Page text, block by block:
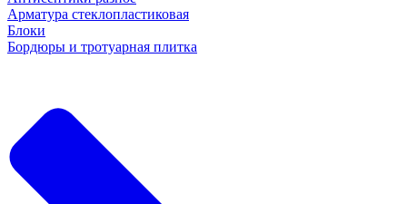
Арматура стеклопластиковая
Блоки
Бордюры и тротуарная плитка